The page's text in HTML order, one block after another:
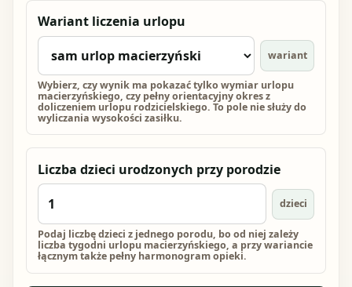
Wariant liczenia urlopu
wariant
Wybierz, czy wynik ma pokazać tylko wymiar urlopu
macierzyńskiego, czy pełny orientacyjny okres z
doliczeniem urlopu rodzicielskiego. To pole nie służy do
wyliczania wysokości zasiłku.
Liczba dzieci urodzonych przy porodzie
dzieci
Podaj liczbę dzieci z jednego porodu, bo od niej zależy
liczba tygodni urlopu macierzyńskiego, a przy wariancie
łącznym także pełny harmonogram opieki.